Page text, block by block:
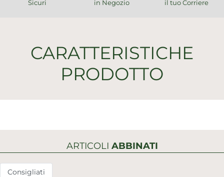
Sicuri in Negozio il tuo Corriere
CARATTERISTICHE
PRODOTTO
ARTICOLI ABBINATI
Consigliati